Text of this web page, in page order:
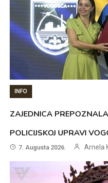
INFO
ZAJEDNICA
POLICIJSKOJ UPRAVI
7. Augusta 2026. Arnela